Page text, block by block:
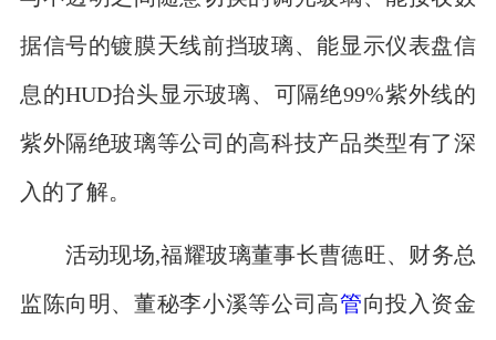
据信号的镀膜天线前挡玻璃、能显示仪表盘信
息的HUD抬头显示玻璃、可隔绝99%紫外线的
紫外隔绝玻璃等公司的高科技产品类型有了深
入的了解。
活动现场,福耀玻璃董事长曹德旺、财务总
监陈向明、董秘李小溪等公司高管向投入资金